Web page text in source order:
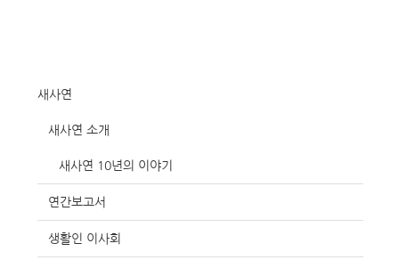
새사연
새사연 소개
새사연 10년의 이야기
연간보고서
생활인 이사회